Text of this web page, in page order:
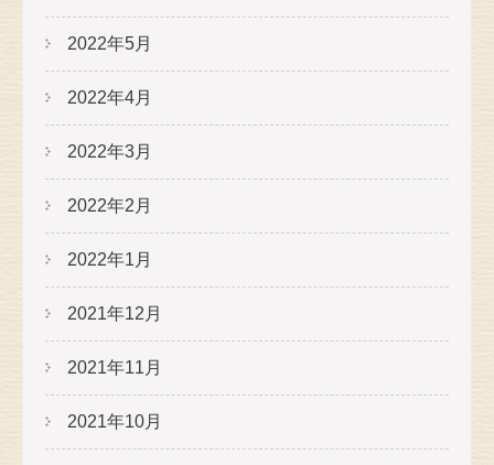
2022年5月
2022年4月
2022年3月
2022年2月
2022年1月
2021年12月
2021年11月
2021年10月